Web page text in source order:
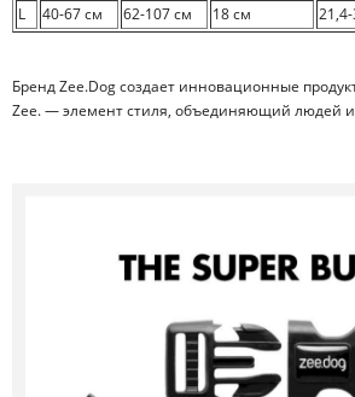
L
40-67 см 62-107 см 18 см
Бренд Zee.Dog создает инновационные
Zee. — элемент стиля, объединяющий людей